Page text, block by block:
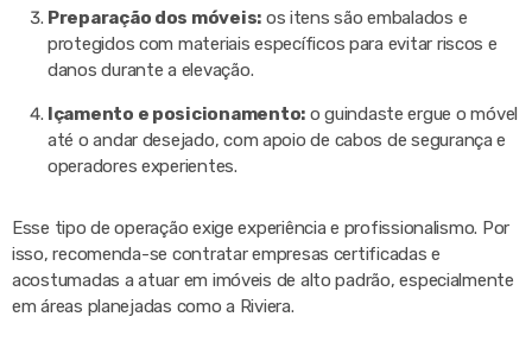
Preparação dos móveis: os itens são embalados e
protegidos com materiais específicos para evitar riscos e
danos durante a elevação.
Içamento e posicionamento:o guindaste ergue o móvel
até o andar desejado, com apoio de cabos de segurança e
operadores experientes.
Esse tipo de operação exige experiência e profissionalismo. Por
isso, recomenda-se contratar empresas certificadas e
acostumadas a atuar em imóveis de alto padrão, especialmente
em áreas planejadas como a Riviera.